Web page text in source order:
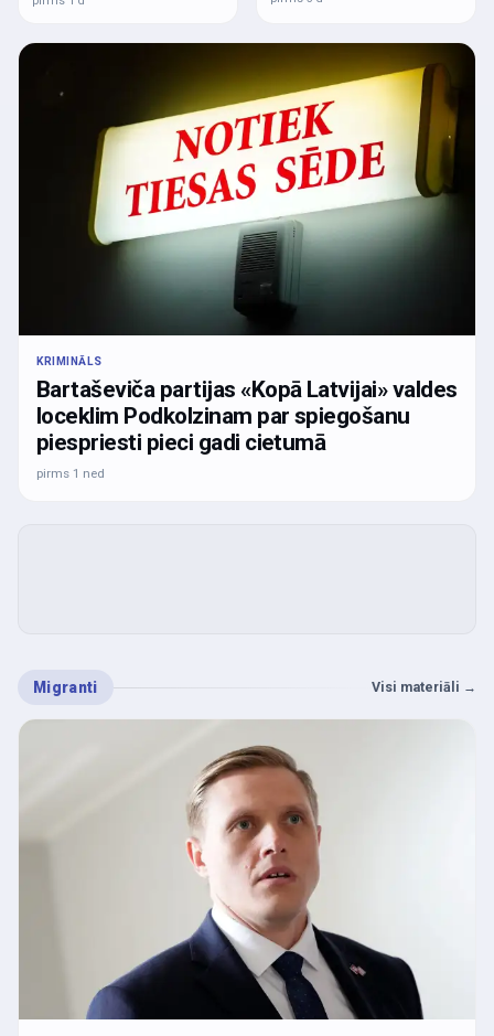
KRIMINĀLS
Bartaševiča partijas «Kopā Latvijai» valdes
loceklim Podkolzinam par spiegošanu
piespriesti pieci gadi cietumā
pirms 1 ned
Migranti Visi materiāli →